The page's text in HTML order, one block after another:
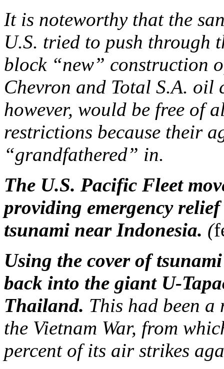
It is noteworthy that the
U.S. tried to push through
block “new” construction
Chevron and Total S.A. oil
however, would be free of
restrictions because their
“grandfathered” in.
The U.S. Pacific Fleet
providing emergency
tsunami near Indonesia. (
Using the cover of
back into the giant U-
Thailand. This had been
the Vietnam War, from
percent of its air strikes